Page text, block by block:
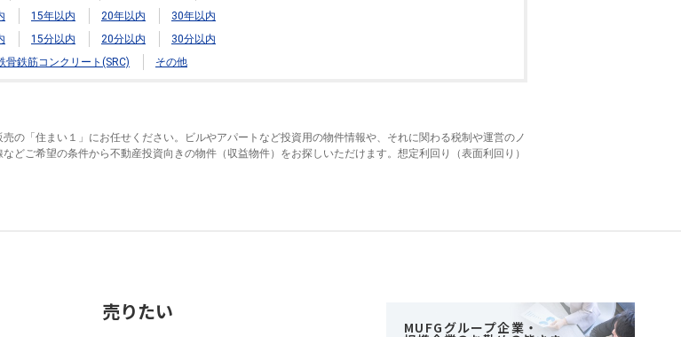
15年以内 20年以内
30年以内
15分以内 20分以内
30分以内
骨鉄筋コンクリート(SRC) その他
の「住まい１」にお任せください。ビルやアパートなど投資用の物件情報や、それに関わる税制や運営のノ
どご希望の条件から不動産投資向きの物件（収益物件）をお探しいただけます。想定利回り（表面利回り）
売りたい
MUFGグループ企業・